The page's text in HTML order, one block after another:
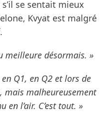
se sentait mieux
Kvyat est malgré
meilleure désormais. »
Q1, en Q2 et lors de
mais malheureusement
en l’air. C’est tout. »